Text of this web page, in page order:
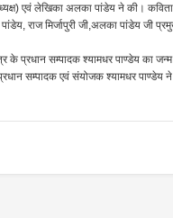
एवं लेखिका अलका पांडेय ने की।
राज मिर्जापुरी जी,अलका पांडेय जी
के प्रधान सम्पादक श्यामधर पाण्डेय का
सम्पादक एवं संयोजक श्यामधर